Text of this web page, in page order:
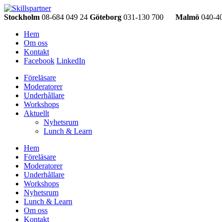
Stockholm 08-684 049 24 Göteborg 031-130 700 Malmö 040-
Hem
Om oss
Kontakt
Facebook LinkedIn
Föreläsare
Moderatorer
Underhållare
Workshops
Aktuellt
Nyhetsrum
Lunch & Learn
Hem
Föreläsare
Moderatorer
Underhållare
Workshops
Nyhetsrum
Lunch & Learn
Om oss
Kontakt